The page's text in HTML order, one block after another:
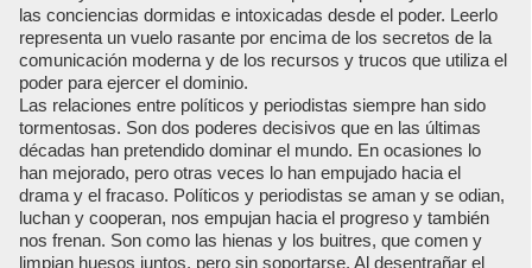
las conciencias dormidas e intoxicadas desde el poder. Leerlo
representa un vuelo rasante por encima de los secretos de la
comunicación moderna y de los recursos y trucos que utiliza el
poder para ejercer el dominio.
Las relaciones entre políticos y periodistas siempre han sido
tormentosas. Son dos poderes decisivos que en las últimas
décadas han pretendido dominar el mundo. En ocasiones lo
han mejorado, pero otras veces lo han empujado hacia el
drama y el fracaso. Políticos y periodistas se aman y se odian,
luchan y cooperan, nos empujan hacia el progreso y también
nos frenan. Son como las hienas y los buitres, que comen y
limpian huesos juntos, pero sin soportarse. Al desentrañar el